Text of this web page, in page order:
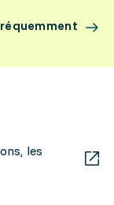
les